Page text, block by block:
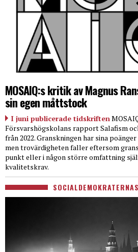
MOSAIQ:s kritik av Magnus
sin egen måttstock
I juni publicerade tidskriften
Försvarshögskolans rapport Salafism
från 2022. Granskningen har sina
men trovärdigheten faller eftersom
punkt eller i någon större omfattning
kvalitetskrav.